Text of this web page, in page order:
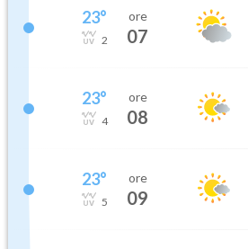
23°
2
ore
07
23°
4
ore
08
23°
5
ore
09